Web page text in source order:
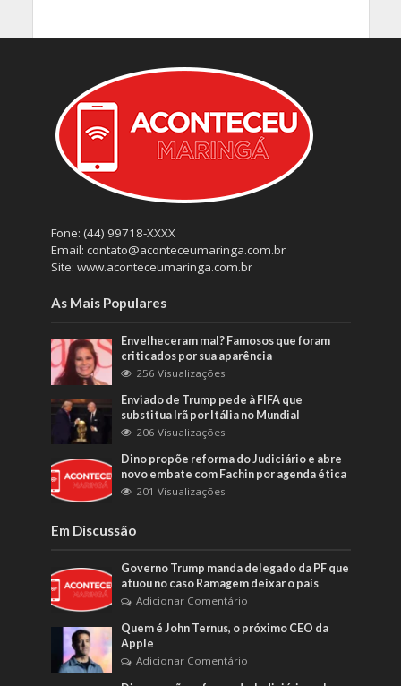
Fone: (44) 99718-XXXX
Email: contato@aconteceumaringa.com.br
Site: www.aconteceumaringa.com.br
As Mais Populares
Envelheceram mal? Famosos que foram
criticados por sua aparência
256 Visualizações
Enviado de Trump pede à FIFA que
substitua Irã por Itália no Mundial
206 Visualizações
Dino propõe reforma do Judiciário e abre
novo embate com Fachin por agenda ética
201 Visualizações
Em Discussão
Governo Trump manda delegado da PF que
atuou no caso Ramagem deixar o país
Adicionar Comentário
Quem é John Ternus, o próximo CEO da
Apple
Adicionar Comentário